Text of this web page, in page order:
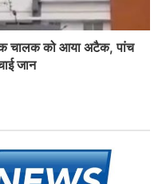
चालक को आया अटैक, पांच
जान